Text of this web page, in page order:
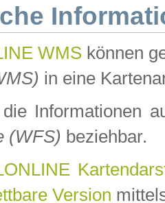
WMS können
in eine
Informationen
(WFS) beziehbar.
Version